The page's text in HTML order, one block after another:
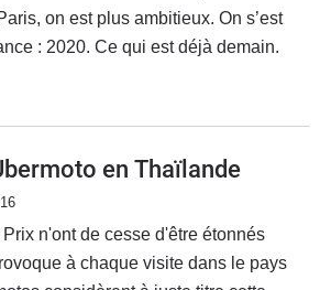
on est plus ambitieux. On s’est
: 2020. Ce qui est déjà demain.
en Thaïlande
n'ont de cesse d'être étonnés
à chaque visite dans le pays